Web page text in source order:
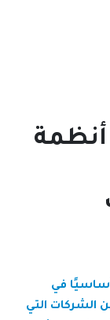
في
الشركات التي